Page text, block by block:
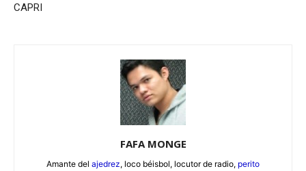
CAPRI
FAFA MONGE
Amante del ajedrez, loco béisbol, locutor de radio, perito